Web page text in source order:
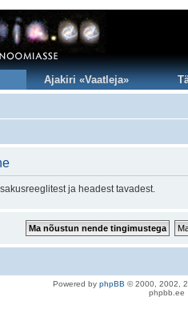
Ajakiri «Vaatleja»
ja headest tavadest.
Powered by phpBB © 2000, 2002,
phpbb.ee